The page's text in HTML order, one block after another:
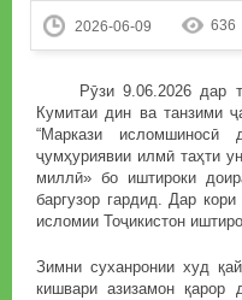
2026-06-09 636
Рӯзи 9.06.2026 дар
Кумитаи дин ва танзими
“Маркази исломшиносӣ
ҷумҳуриявии илмӣ таҳти
миллӣ» бо иштироки
баргузор гардид. Дар
исломии Тоҷикистон
Зимни суханронии худ
кишвари азизамон қарор